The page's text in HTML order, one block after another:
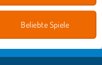
Beliebte Spiele